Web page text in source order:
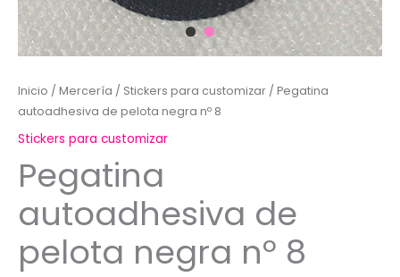
Inicio / Mercería / Stickers para customizar / Pegatina
autoadhesiva de pelota negra nº 8
Stickers para customizar
Pegatina
autoadhesiva de
pelota negra nº 8